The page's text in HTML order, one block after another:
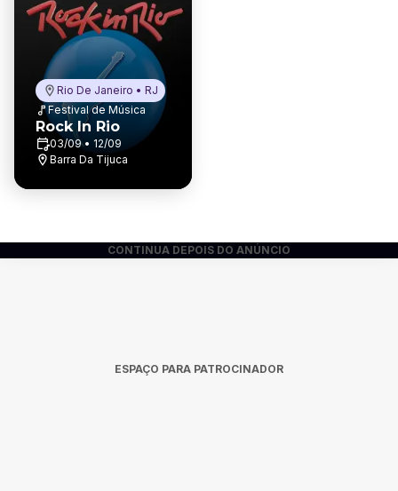
Rio De Janeiro • RJ
Festival de Música
Rock In Rio
03/09 • 12/09
Barra Da Tijuca
CONTINUA DEPOIS DO ANÚNCIO
ESPAÇO PARA PATROCINADOR